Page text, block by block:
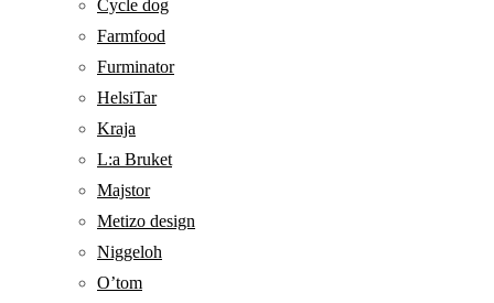
Cycle dog
Farmfood
Furminator
HelsiTar
Kraja
L:a Bruket
Majstor
Metizo design
Niggeloh
O’tom